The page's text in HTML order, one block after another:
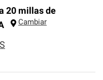
20 millas de
Cambiar